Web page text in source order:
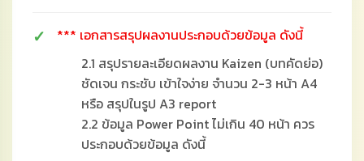
*** เอกสารสรุปผลงานประกอบด้วยข้อมูล ดังนี้
2.1 สรุปรายละเอียดผลงาน Kaizen (บทคัดย่อ)
ชัดเจน กระชับ เข้าใจง่าย จำนวน 2-3 หน้า A4
หรือ สรุปในรูป A3 report
2.2 ข้อมูล Power Point ไม่เกิน 40 หน้า ควร
ประกอบด้วยข้อมูล ดังนี้